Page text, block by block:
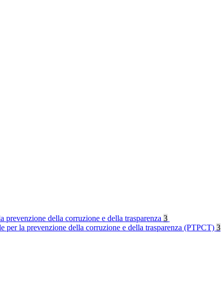
prevenzione della corruzione e della trasparenza 3
per la prevenzione della corruzione e della trasparenza (PTPCT) 3